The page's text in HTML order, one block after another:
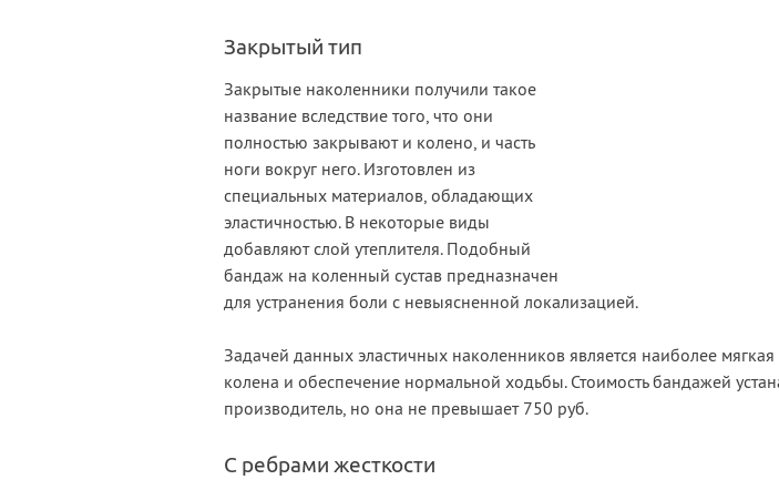
Закрытый тип
Закрытые наколенники получили такое
название вследствие того, что они
полностью закрывают и колено, и часть
ноги вокруг него. Изготовлен из
специальных материалов, обладающих
эластичностью. В некоторые виды
добавляют слой утеплителя. Подобный
бандаж на коленный сустав предназначен
для устранения боли с невыясненной локализацией.
Задачей данных эластичных наколенников является наиболее мягкая
колена и обеспечение нормальной ходьбы. Стоимость бандажей
производитель, но она не превышает 750 руб.
С ребрами жесткости